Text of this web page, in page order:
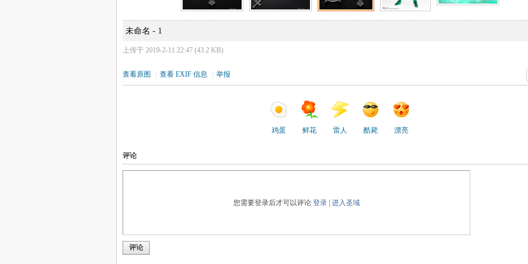
未命名 - 1
上传于 2019-2-11 22:47 (43.2 KB)
查看原图 查看 EXIF 信息 举报
鸡蛋 鲜花 雷人 酷毙 漂亮
评论
您需要登录后才可以评论 登录| 进入圣域
评论